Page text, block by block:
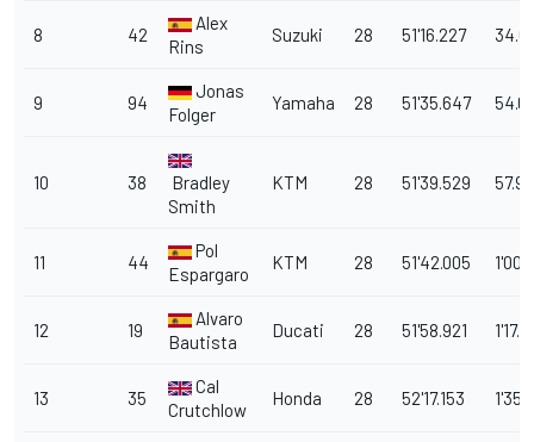
8 42
Alex
Rins
Suzuki 28 51'16.227
9 94
Jonas
Folger
Yamaha 28 51'35.647
10 38
Bradley
Smith
KTM 28 51'39.529
11 44
Pol
Espargaro
KTM 28 51'42.005
12 19
Alvaro
Bautista
Ducati 28 51'58.921
13 35
Cal
Crutchlow
Honda 28 52'17.153